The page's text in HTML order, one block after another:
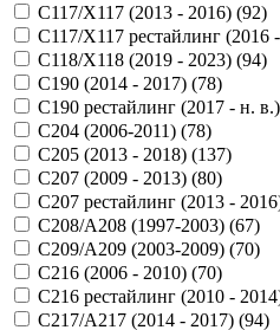
C117/X117 (2013 - 2016) (92)
C117/X117 рестайлинг (2016
C118/X118 (2019 - 2023) (94)
C190 (2014 - 2017) (78)
C190 рестайлинг (2017 - н.
C204 (2006-2011) (78)
C205 (2013 - 2018) (137)
C207 (2009 - 2013) (80)
C207 рестайлинг (2013 -
C208/A208 (1997-2003) (67)
C209/A209 (2003-2009) (70)
C216 (2006 - 2010) (70)
C216 рестайлинг (2010 -
C217/A217 (2014 - 2017) (94)